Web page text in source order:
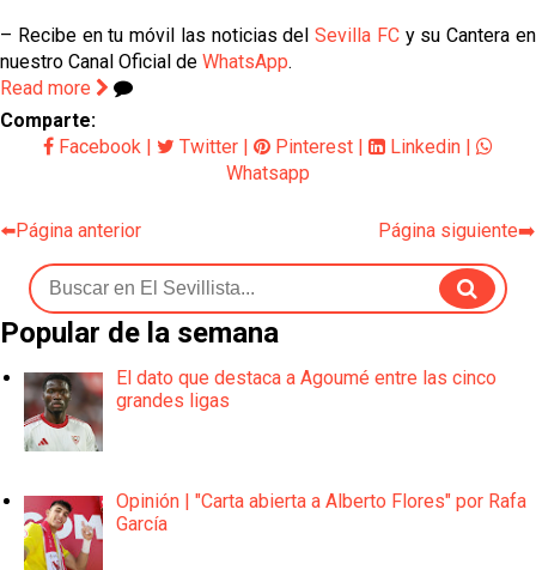
– Recibe en tu móvil las noticias delSevilla FCy su Cantera en
nuestro Canal Oficial de WhatsApp.
Read more
Comparte:
Facebook
Twitter Pinterest Linkedin
Whatsapp
⬅️Página anterior Página siguiente➡️
Popular de la semana
El dato que destaca a Agoumé entre las cinco
grandes ligas
Opinión | "Carta abierta a Alberto Flores" por Rafa
García